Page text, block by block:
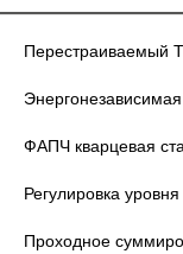
Перестраиваемый
ФАПЧ кварцевая
Регулировка
Проходное